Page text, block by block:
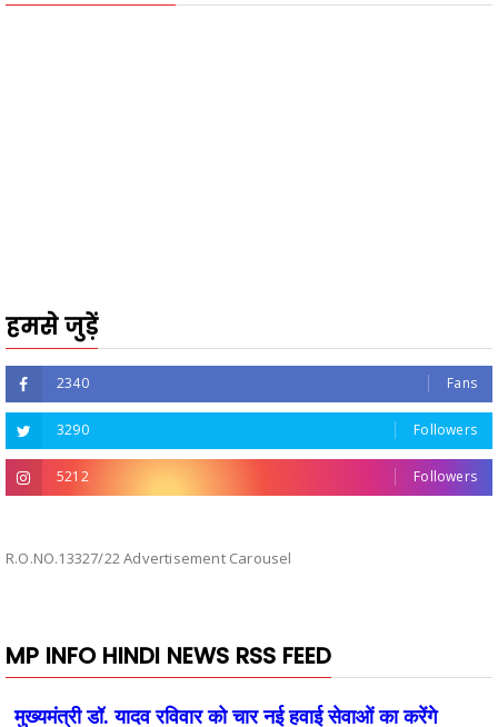
हमसे जुड़ें
2340 Fans
3290 Followers
5212 Followers
R.O.NO.13327/22 Advertisement Carousel
MP INFO HINDI NEWS RSS FEED